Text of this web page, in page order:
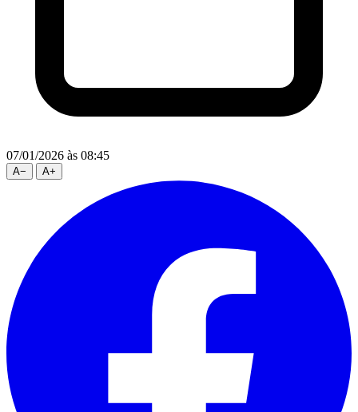
07/01/2026 às 08:45
A− A+